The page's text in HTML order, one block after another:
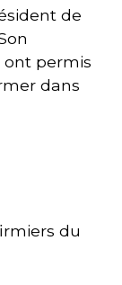
de
permis
dans
du